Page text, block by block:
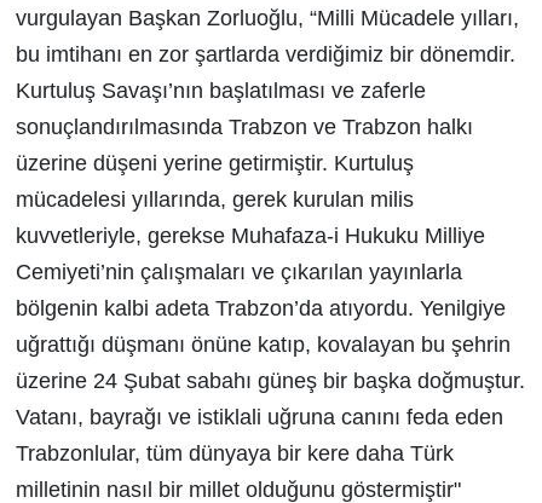
vurgulayan Başkan Zorluoğlu, “Milli Mücadele yılları,
bu imtihanı en zor şartlarda verdiğimiz bir dönemdir.
Kurtuluş Savaşı’nın başlatılması ve zaferle
sonuçlandırılmasında Trabzon ve Trabzon halkı
üzerine düşeni yerine getirmiştir. Kurtuluş
mücadelesi yıllarında, gerek kurulan milis
kuvvetleriyle, gerekse Muhafaza-i Hukuku Milliye
Cemiyeti’nin çalışmaları ve çıkarılan yayınlarla
bölgenin kalbi adeta Trabzon’da atıyordu. Yenilgiye
uğrattığı düşmanı önüne katıp, kovalayan bu şehrin
üzerine 24 Şubat sabahı güneş bir başka doğmuştur.
Vatanı, bayrağı ve istiklali uğruna canını feda eden
Trabzonlular, tüm dünyaya bir kere daha Türk
milletinin nasıl bir millet olduğunu göstermiştir"